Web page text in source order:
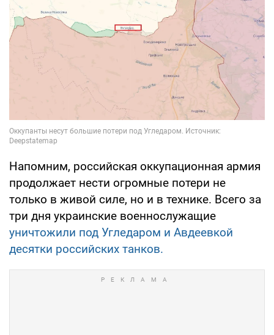
Напомним, российская оккупационная армия
продолжает нести огромные потери не
только в живой силе, но и в технике. Всего за
три дня украинские военнослужащие
уничтожили под Угледаром и Авдеевкой
десятки российских танков.